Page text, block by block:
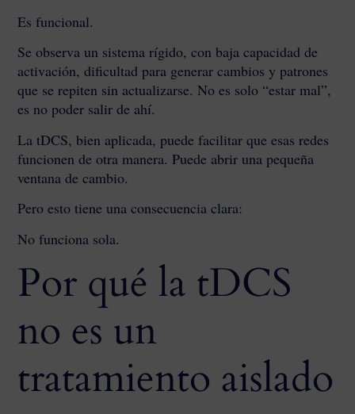
Es funcional.
Se observa un sistema rígido, con baja capacidad de
activación, dificultad para generar cambios y patrones
que se repiten sin actualizarse. No es solo “estar mal”,
es no poder salir de ahí.
La tDCS, bien aplicada, puede facilitar que esas redes
funcionen de otra manera. Puede abrir una pequeña
ventana de cambio.
Pero esto tiene una consecuencia clara:
No funciona sola.
Por qué la tDCS
no es un
tratamiento aislado